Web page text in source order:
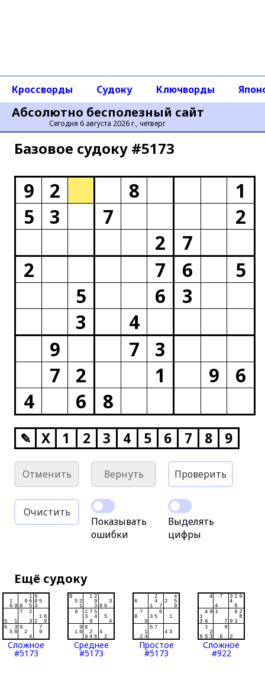
Абсолютно бесполезный сайт
Сегодня 6 августа 2026 г., четверг
Кроссворды Судоку Ключворды
Базовое cудоку #5173
9 2 8
1
5
3 7
2
2
7
2
7 6
5
5
6
3
3
4
9
7
3
7
2 1 9
6
4
6 8
✎ X 1 2 3 4 5 6 7 8 9
Отменить Вернуть Проверить
Очистить
Показывать
ошибки
Выделять
цифры
Ещё судоку
Сложное
#5173
Среднее
#5173
Простое
#5173
Сложное
#922